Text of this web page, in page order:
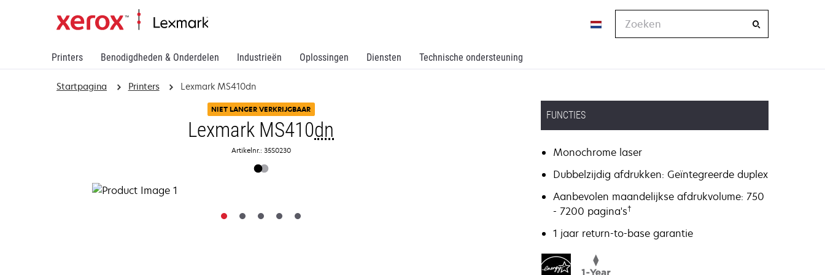
Printers Benodigdheden & Onderdelen Industrieën Oplossingen Diensten Technische ondersteuning
Zoeken
Startpagina Printers Lexmark MS410dn
NIET LANGER VERKRIJGBAAR
Lexmark MS410dn
Artikelnr.: 35S0230
FUNCTIES
Monochrome laser
Dubbelzijdig afdrukken: Geïntegreerde duplex
Aanbevolen maandelijkse afdrukvolume: 750
- 7200 pagina's†
1 jaar return-to-base garantie